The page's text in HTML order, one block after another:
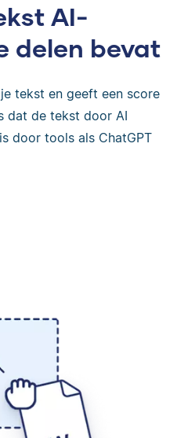
AI-
delen bevat
tekst en geeft een score
dat de tekst door AI
door tools als ChatGPT